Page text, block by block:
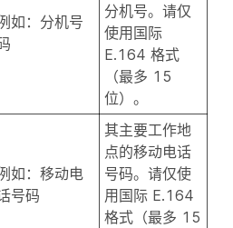
如：分机号
分机号。请仅
使用国际
E.164 格式
（最多 15
位）。
如：移动电
号码
其主要工作地
点的移动电话
号码。请仅使
用国际 E.164
格式（最多 15